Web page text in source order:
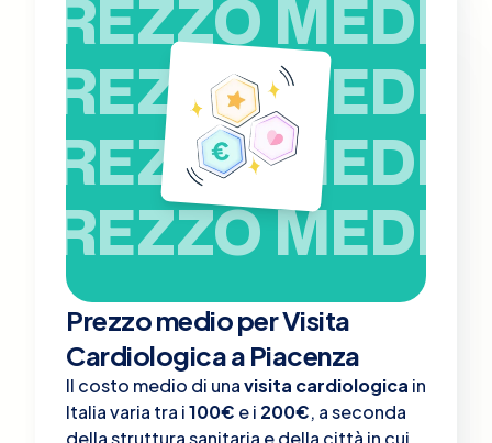
PREZZO MEDIO
PREZZO MEDIO
PREZZO MEDIO
PREZZO MEDIO
Prezzo medio per Visita
Cardiologica a Piacenza
Il costo medio di unavisita cardiologica in
Italia varia tra i100€ e i 200€, a seconda
della struttura sanitaria e della città in cui